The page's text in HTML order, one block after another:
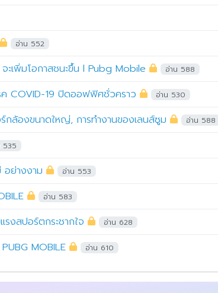
อ่าน 552
ะเพิ่มโอกาสชนะขึ้น l Pubg Mobile อ่าน 588
COVID-19 ปิดออฟฟิศชั่วคราว อ่าน 530
กล้องขนาดใหญ่, การทำงานของเลนส์ซูม อ่าน 588
535
อย่างงาม อ่าน 553
อ่าน 583
งสปอร์ตกระชากใจ อ่าน 628
MOBILE อ่าน 610